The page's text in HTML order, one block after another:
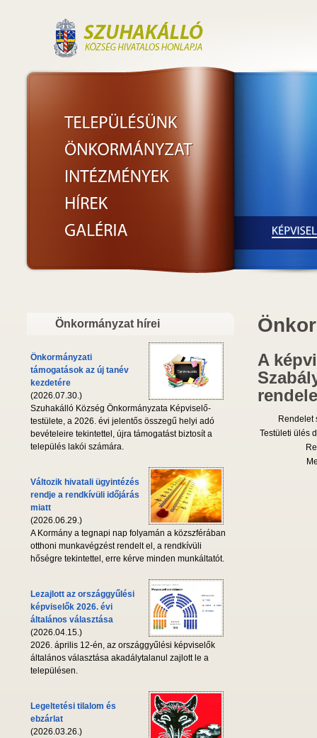
Önkormányzat hírei
Önkormányzati
támogatások az új tanév
kezdetére
(2026.07.30.)
Szuhakálló Község Önkormányzata Képviselő-
testülete, a 2026. évi jelentős összegű helyi adó
bevételeire tekintettel, újra támogatást biztosít a
település lakói számára.
Változik hivatali ügyintézés
rendje a rendkívüli időjárás
miatt
(2026.06.29.)
A Kormány a tegnapi nap folyamán a közszférában
otthoni munkavégzést rendelt el, a rendkívüli
hőségre tekintettel, erre kérve minden munkáltatót.
Lezajlott az országgyűlési
képviselők 2026. évi
általános választása
(2026.04.15.)
2026. április 12-én, az országgyűlési képviselők
általános választása akadálytalanul zajlott le a
településen.
Legeltetési tilalom és
ebzárlat
(2026.03.26.)
A
Rendelet
Testületi ülés